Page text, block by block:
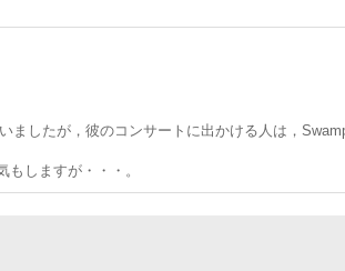
したが，彼のコンサートに出かける人は，
しますが・・・。